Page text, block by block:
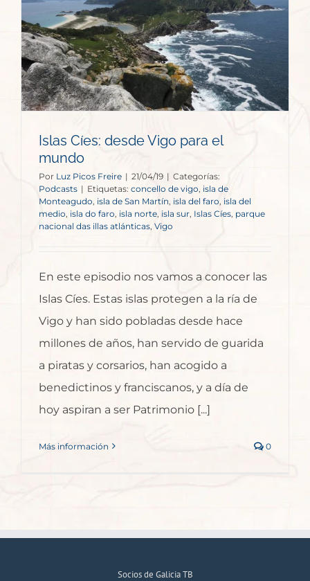
Islas Cíes: desde Vigo para el
mundo
Por Luz Picos Freire | 21/04/19 | Categorías:
Podcasts | Etiquetas: concello de vigo isla de
Monteagudo, isla de San Martín isla del faro, isla del
medio, isla do faro, isla norte isla sur, Islas Cíes, parque
nacional das illas atlánticas, Vigo
En este episodio nos vamos a conocer las
Islas Cíes. Estas islas protegen a la ría de
Vigo y han sido pobladas desde hace
millones de años, han servido de guarida
a piratas y corsarios, han acogido a
benedictinos y franciscanos, y a día de
hoy aspiran a ser Patrimonio [...]
Más información 0
Socios de Galicia TB